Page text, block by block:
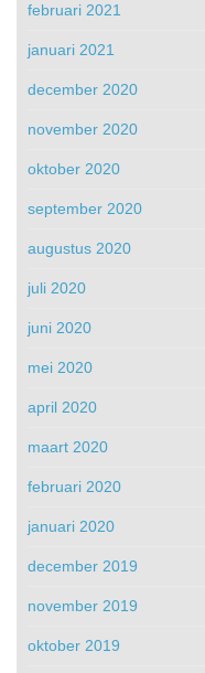
februari 2021
januari 2021
december 2020
november 2020
oktober 2020
september 2020
augustus 2020
juli 2020
juni 2020
mei 2020
april 2020
maart 2020
februari 2020
januari 2020
december 2019
november 2019
oktober 2019